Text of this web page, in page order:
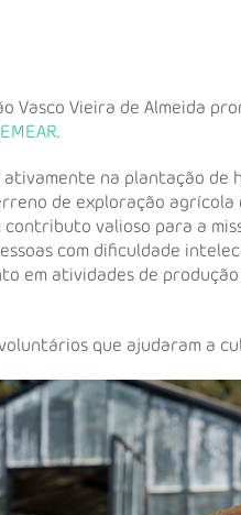
Vasco Vieira de Almeida
ativamente na plantação de
de exploração agrícola
valioso para a
com dificuldade
em atividades de
que ajudaram a